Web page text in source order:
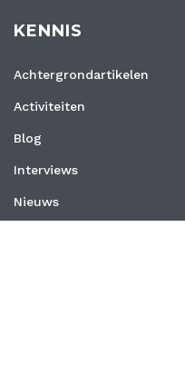
KENNIS
Achtergrondartikelen
Activiteiten
Blog
Interviews
Nieuws